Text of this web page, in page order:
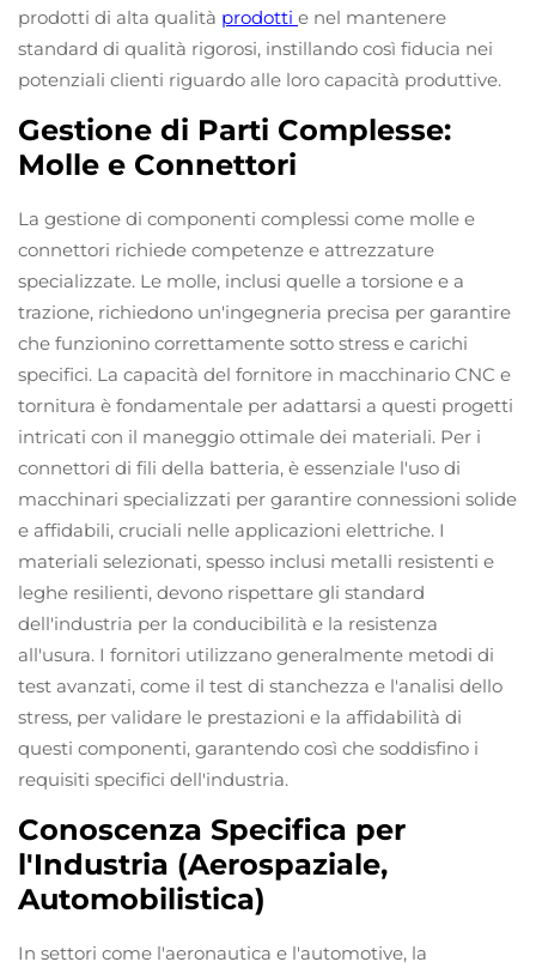
prodotti di alta qualità prodotti e nel mantenere
standard di qualità rigorosi, instillando così fiducia nei
potenziali clienti riguardo alle loro capacità produttive.
Gestione di Parti Complesse:
Molle e Connettori
La gestione di componenti complessi come molle e
connettori richiede competenze e attrezzature
specializzate. Le molle, inclusi quelle a torsione e a
trazione, richiedono un'ingegneria precisa per garantire
che funzionino correttamente sotto stress e carichi
specifici. La capacità del fornitore in macchinario CNC e
tornitura è fondamentale per adattarsi a questi progetti
intricati con il maneggio ottimale dei materiali. Per i
connettori di fili della batteria, è essenziale l'uso di
macchinari specializzati per garantire connessioni solide
e affidabili, cruciali nelle applicazioni elettriche. I
materiali selezionati, spesso inclusi metalli resistenti e
leghe resilienti, devono rispettare gli standard
dell'industria per la conducibilità e la resistenza
all'usura. I fornitori utilizzano generalmente metodi di
test avanzati, come il test di stanchezza e l'analisi dello
stress, per validare le prestazioni e la affidabilità di
questi componenti, garantendo così che soddisfino i
requisiti specifici dell'industria.
Conoscenza Specifica per
l'Industria (Aerospaziale,
Automobilistica)
In settori come l'aeronautica e l'automotive, la